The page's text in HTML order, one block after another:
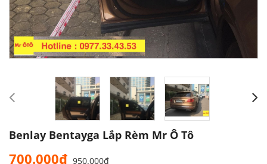
Benlay Bentayga Lắp Rèm Mr Ô Tô
700.000₫ 950.000₫